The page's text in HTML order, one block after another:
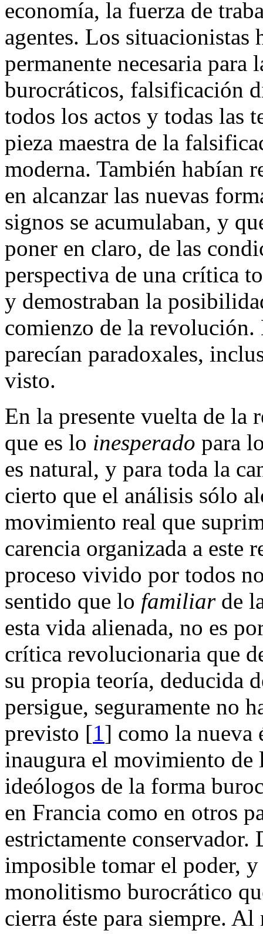
economía, la fuerza de
agentes. Los
permanente necesaria para
burocráticos, falsificación
todos los actos y todas las
pieza maestra de la
moderna. También habían
en alcanzar las nuevas
signos se acumulaban, y
poner en claro, de las
perspectiva de una crítica
y demostraban la
comienzo de la revolución.
parecían paradoxales,
visto.
En la presente vuelta de
que es lo inesperado para
es natural, y para toda la
cierto que el análisis sólo
movimiento real que
carencia organizada a este
proceso vivido por todos
sentido que lo familiarde
esta vida alienada, no es
crítica revolucionaria que
su propia teoría, deducida
persigue, seguramente no
previsto [1] como la nueva
inaugura el movimiento de
ideólogos de la forma
en Francia como en otros
estrictamente conservador.
imposible tomar el poder,
monolitismo burocrático
cierra éste para siempre.